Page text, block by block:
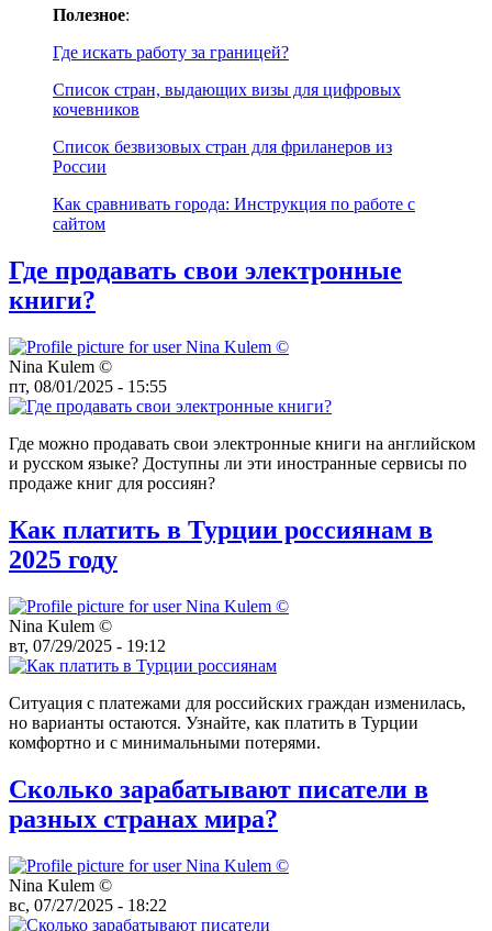
Полезное:
Где искать работу за границей?
Список стран, выдающих визы для цифровых
кочевников
Список безвизовых стран для фриланеров из
России
Как сравнивать города: Инструкция по работе с
сайтом
Где продавать свои электронные
книги?
Nina Kulem ©️
пт, 08/01/2025 - 15:55
Где можно продавать свои электронные книги на английском
и русском языке? Доступны ли эти иностранные сервисы по
продаже книг для россиян?
Как платить в Турции россиянам в
2025 году
Nina Kulem ©️
вт, 07/29/2025 - 19:12
Ситуация с платежами для российских граждан изменилась,
но варианты остаются. Узнайте, как платить в Турции
комфортно и с минимальными потерями.
Сколько зарабатывают писатели в
разных странах мира?
Nina Kulem ©️
вс, 07/27/2025 - 18:22